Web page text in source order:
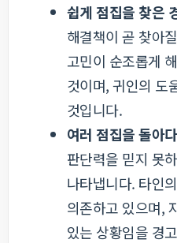
쉽게 점집을 찾은
해결책이 곧 찾아
고민이 순조롭게
것이며, 귀인의 도
것입니다.
여러 점집을 돌아
판단력을 믿지 못
나타냅니다. 타인
의존하고 있으며,
있는 상황임을 경